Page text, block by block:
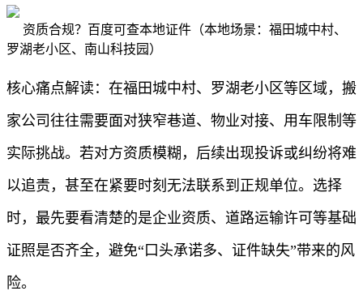
资质合规？百度可查本地证件（本地场景：福田城中村、
罗湖老小区、南山科技园）
核心痛点解读：在福田城中村、罗湖老小区等区域，搬
家公司往往需要面对狭窄巷道、物业对接、用车限制等
实际挑战。若对方资质模糊，后续出现投诉或纠纷将难
以追责，甚至在紧要时刻无法联系到正规单位。选择
时，最先要看清楚的是企业资质、道路运输许可等基础
证照是否齐全，避免“口头承诺多、证件缺失”带来的风
险。